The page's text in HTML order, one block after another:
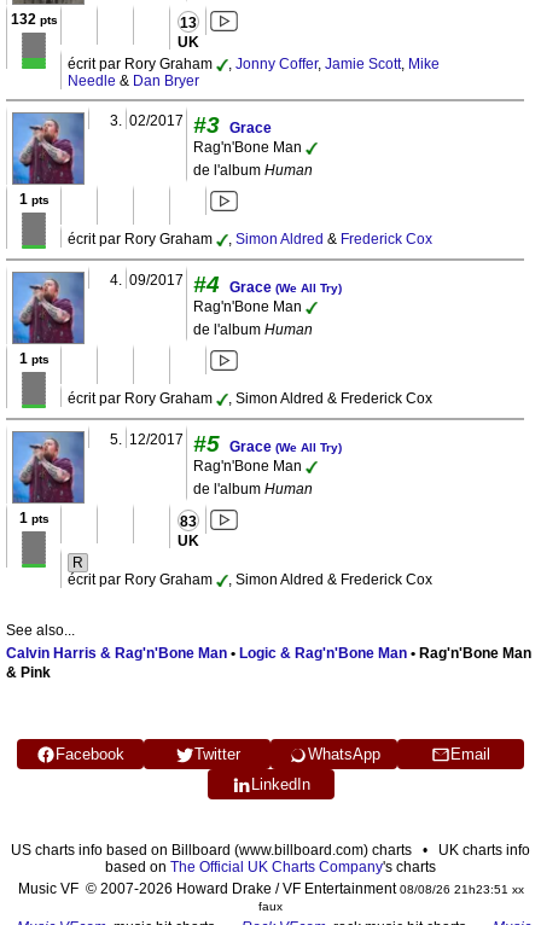
132 pts 13
UK
écrit par Rory Graham , Jonny Coffer, Jamie Scott, Mike
Needle & Dan Bryer
3. 02/2017 #3 Grace
Rag'n'Bone Man
de l'album Human
1 pts
écrit par Rory Graham , Simon Aldred & Frederick Cox
4. 09/2017 #4 Grace (We All Try)
Rag'n'Bone Man
de l'album Human
1 pts
écrit par Rory Graham , Simon Aldred & Frederick Cox
5. 12/2017 #5 Grace (We All Try)
Rag'n'Bone Man
de l'album Human
1 pts 83
UK
R
écrit par Rory Graham
, Simon Aldred & Frederick Cox
See also...
Calvin Harris & Rag'n'Bone Man • Logic & Rag'n'Bone Man • Rag'n'Bone Man
& Pink
Facebook Twitter WhatsApp
Email
LinkedIn
US charts info based on Billboard (www.billboard.com) charts • UK charts info
based on The Official UK Charts Company's charts
Music VF © 2007-2026 Howard Drake / VF Entertainment08/08/26 21h23:51 xx
faux